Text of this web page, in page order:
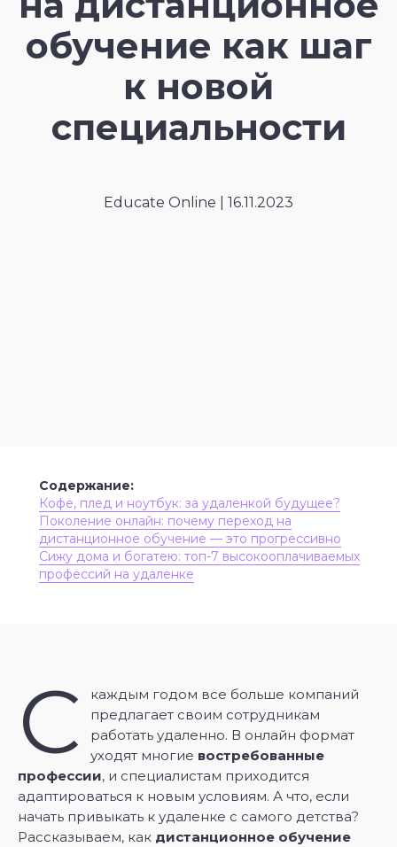
обучение как шаг
к новой
специальности
Educate Online | 16.11.2023
Содержание:
Кофе, плед и ноутбук: за удаленкой будущее?
Поколение онлайн: почему переход на
дистанционное обучение — это прогрессивно
Сижу дома и богатею: топ-7 высокооплачиваемых
профессий на удаленке
С
каждым годом все больше компаний
предлагает своим сотрудникам
работать удаленно. В онлайн формат
уходят многие востребованные
профессии, и специалистам приходится
адаптироваться к новым условиям. А что, если
начать привыкать к удаленке с самого детства?
Рассказываем, как дистанционное обучение